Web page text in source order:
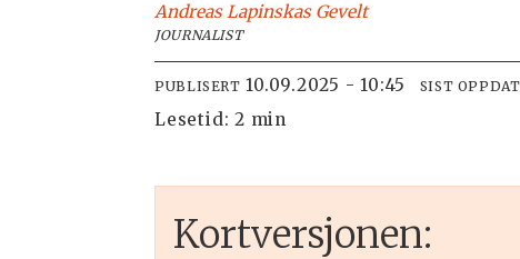
Andreas Lapinskas Gevelt
JOURNALIST
PUBLISERT 10.09.2025 - 10:45 SIST
Lesetid:2 min
Kortversjonen: